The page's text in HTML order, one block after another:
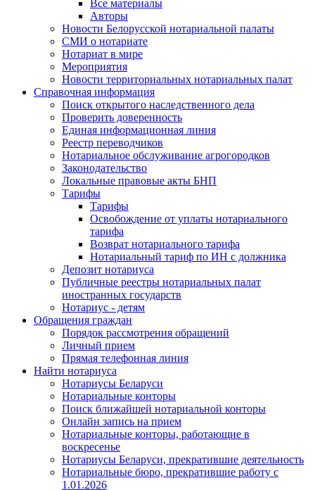
Все материалы
Авторы
Новости Белорусской нотариальной палаты
СМИ о нотариате
Нотариат в мире
Мероприятия
Новости территориальных нотариальных палат
Справочная информация
Поиск открытого наследственного дела
Проверить доверенность
Единая информационная линия
Реестр переводчиков
Нотариальное обслуживание агрогородков
Законодательство
Локальные правовые акты БНП
Тарифы
Тарифы
Освобождение от уплаты нотариального
тарифа
Возврат нотариального тарифа
Нотариальный тариф по ИН с должника
Депозит нотариуса
Публичные реестры нотариальных палат
иностранных государств
Нотариус - детям
Обращения граждан
Порядок рассмотрения обращений
Личный прием
Прямая телефонная линия
Найти нотариуса
Нотариусы Беларуси
Нотариальные конторы
Поиск ближайшей нотариальной конторы
Онлайн запись на прием
Нотариальные конторы, работающие в
воскресенье
Нотариусы Беларуси, прекратившие деятельность
Нотариальные бюро, прекратившие работу с
1.01.2026